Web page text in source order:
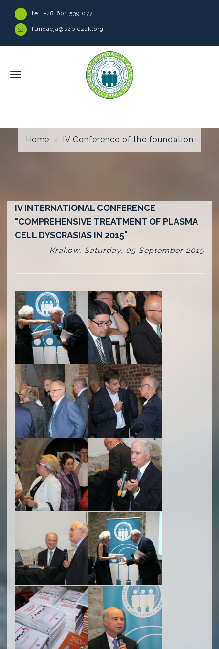
tel. +48 601 539 077
fundacja@szpiczak.org
Home IV Conference of the foundation
IV INTERNATIONAL CONFERENCE
"COMPREHENSIVE TREATMENT OF PLASMA
CELL DYSCRASIAS IN 2015"
Krakow, Saturday, 05 September 2015